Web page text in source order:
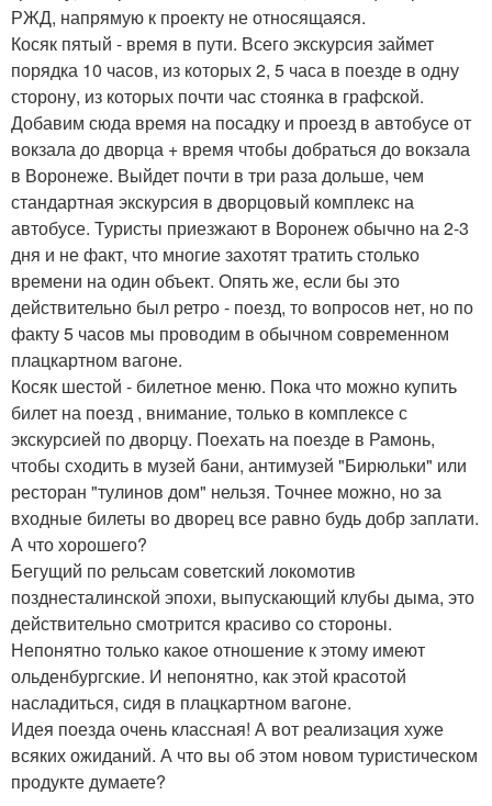
РЖД, напрямую к проекту не относящаяся.
Косяк пятый - время в пути. Всего экскурсия займет
порядка 10 часов, из которых 2, 5 часа в поезде в одну
сторону, из которых почти час стоянка в графской.
Добавим сюда время на посадку и проезд в автобусе от
вокзала до дворца + время чтобы добраться до вокзала
в Воронеже. Выйдет почти в три раза дольше, чем
стандартная экскурсия в дворцовый комплекс на
автобусе. Туристы приезжают в Воронеж обычно на 2-3
дня и не факт, что многие захотят тратить столько
времени на один объект. Опять же, если бы это
действительно был ретро - поезд, то вопросов нет, но по
факту 5 часов мы проводим в обычном современном
плацкартном вагоне.
Косяк шестой - билетное меню. Пока что можно купить
билет на поезд , внимание, только в комплексе с
экскурсией по дворцу. Поехать на поезде в Рамонь,
чтобы сходить в музей бани, антимузей "Бирюльки" или
ресторан "тулинов дом" нельзя. Точнее можно, но за
входные билеты во дворец все равно будь добр заплати.
А что хорошего?
Бегущий по рельсам советский локомотив
позднесталинской эпохи, выпускающий клубы дыма, это
действительно смотрится красиво со стороны.
Непонятно только какое отношение к этому имеют
ольденбургские. И непонятно, как этой красотой
насладиться, сидя в плацкартном вагоне.
Идея поезда очень классная! А вот реализация хуже
всяких ожиданий. А что вы об этом новом туристическом
продукте думаете?